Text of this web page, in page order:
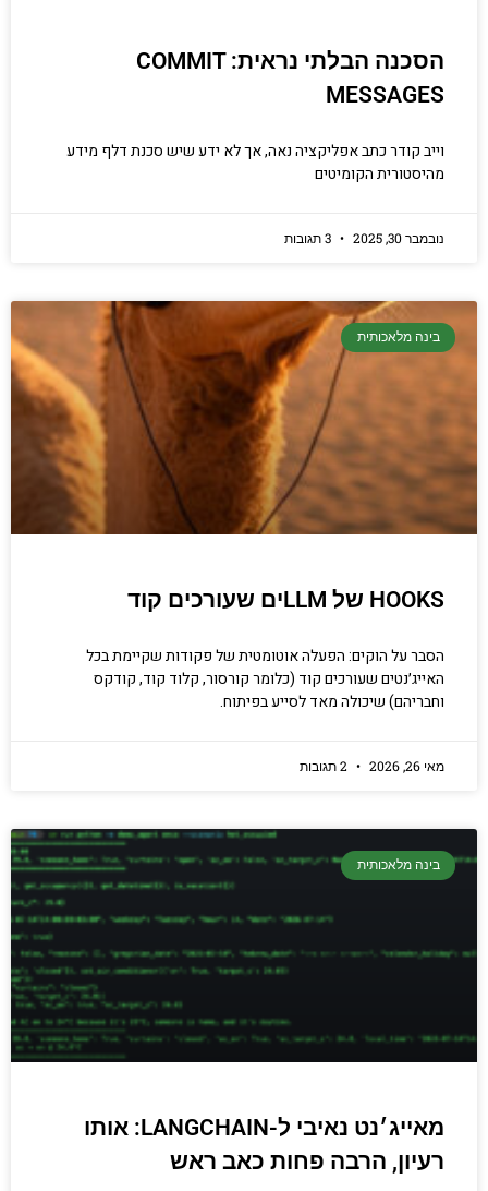
הסכנה הבלתי נראית: COMMIT
MESSAGES
וייב קודר כתב אפליקציה נאה, אך לא ידע שיש סכנת דלף מידע
מהיסטורית הקומיטים
נובמבר 30, 2025
בינה מלאכותית
HOOKS של LLMים שעורכים קוד
הסבר על הוקים: הפעלה אוטומטית של פקודות שקיימת בכל
האייג׳נטים שעורכים קוד (כלומר קורסור, קלוד קוד, קודקס
וחבריהם) שיכולה מאד לסייע בפיתוח.
מאי 26, 2026
בינה מלאכותית
מאייג׳נט נאיבי ל-LANGCHAIN: אותו
רעיון, הרבה פחות כאב ראש